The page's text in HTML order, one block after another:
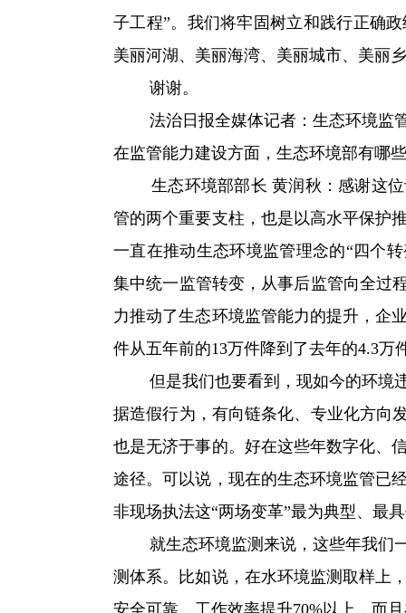
子工程”。我们将牢固树立和践行正确
美丽河湖、美丽海湾、美丽城市、美丽
谢谢。
法治日报全媒体记者： 生态环境监
在监管能力建设方面，生态环境部有哪
生态环境部部长 黄润秋： 感谢这
管的两个重要支柱，也是以高水平保护
一直在推动生态环境监管理念的“四个
集中统一监管转变，从事后监管向全过
力推动了生态环境监管能力的提升，企
件从五年前的13万件降到了去年的4.3万
但是我们也要看到，现如今的环境违
据造假行为，有向链条化、专业化方向
也是无济于事的。好在这些年数字化、
途径。可以说，现在的生态环境监管已
非现场执法这“两场变革”最为典型、最
就生态环境监测来说，这些年我们一
测体系。比如说，在水环境监测取样上
安全可靠，工作效率提升70%以上，而